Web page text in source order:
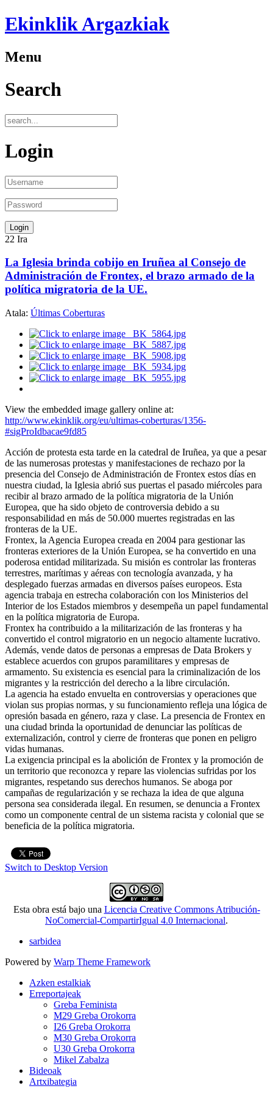
Ekinklik Argazkiak
Menu
Search
Login
22 Ira
La Iglesia brinda cobijo en Iruñea al Consejo de
Administración de Frontex, el brazo armado de la
política migratoria de la UE.
Atala: Últimas Coberturas
View the embedded image gallery online at:
http://www.ekinklik.org/eu/ultimas-coberturas/1356-
#sigProIdbacae9fd85
Acción de protesta esta tarde en la catedral de Iruñea, ya que a pesar
de las numerosas protestas y manifestaciones de rechazo por la
presencia del Consejo de Administración de Frontex estos días en
nuestra ciudad, la Iglesia abrió sus puertas el pasado miércoles para
recibir al brazo armado de la política migratoria de la Unión
Europea, que ha sido objeto de controversia debido a su
responsabilidad en más de 50.000 muertes registradas en las
fronteras de la UE.
Frontex, la Agencia Europea creada en 2004 para gestionar las
fronteras exteriores de la Unión Europea, se ha convertido en una
poderosa entidad militarizada. Su misión es controlar las fronteras
terrestres, marítimas y aéreas con tecnología avanzada, y ha
desplegado fuerzas armadas en diversos países europeos. Esta
agencia trabaja en estrecha colaboración con los Ministerios del
Interior de los Estados miembros y desempeña un papel fundamental
en la política migratoria de Europa.
Frontex ha contribuido a la militarización de las fronteras y ha
convertido el control migratorio en un negocio altamente lucrativo.
Además, vende datos de personas a empresas de Data Brokers y
establece acuerdos con grupos paramilitares y empresas de
armamento. Su existencia es esencial para la criminalización de los
migrantes y la restricción del derecho a la libre circulación.
La agencia ha estado envuelta en controversias y operaciones que
violan sus propias normas, y su funcionamiento refleja una lógica de
opresión basada en género, raza y clase. La presencia de Frontex en
una ciudad brinda la oportunidad de denunciar las políticas de
externalización, control y cierre de fronteras que ponen en peligro
vidas humanas.
La exigencia principal es la abolición de Frontex y la promoción de
un territorio que reconozca y repare las violencias sufridas por los
migrantes, respetando sus derechos humanos. Se aboga por
campañas de regularización y se rechaza la idea de que alguna
persona sea considerada ilegal. En resumen, se denuncia a Frontex
como un componente central de un sistema racista y colonial que se
beneficia de la política migratoria.
Switch to Desktop Version
Esta obra está bajo una Licencia Creative Commons Atribución-
NoComercial-CompartirIgual 4.0 Internacional.
sarbidea
Powered by Warp Theme Framework
Azken estalkiak
Erreportajeak
Greba Feminista
M29 Greba Orokorra
I26 Greba Orokorra
M30 Greba Orokorra
U30 Greba Orokorra
Mikel Zabalza
Bideoak
Artxibategia